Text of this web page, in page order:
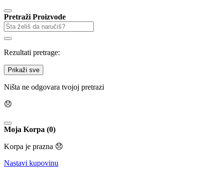
Pretraži Proizvode
Rezultati pretrage:
Prikaži sve
Ništa ne odgovara tvojoj pretrazi
😞
Moja Korpa (0)
Korpa je prazna 😞
Nastavi kupovinu